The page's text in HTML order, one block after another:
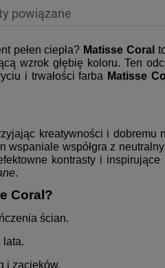
ewentualnych kosztów
powiązane
pełen ciepła? Matisse Coral
wzrok głębię koloru. Ten
i trwałości farba Matisse
kreatywności i
współgra z
kontrasty i
.
Coral?
ścian.
lata.
i zacieków.